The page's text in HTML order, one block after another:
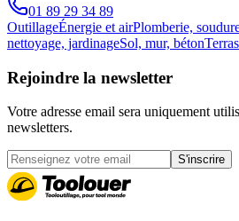
01 89 29 34 89
OutillageÉnergie et airPlomberie,
nettoyage, jardinageSol, mur, béton
Rejoindre la newsletter
Votre adresse email sera uniquement
newsletters.
S'inscrire